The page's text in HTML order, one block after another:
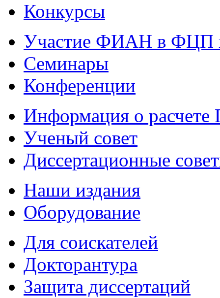
Конкурсы
Участие ФИАН в ФЦП
Семинары
Конференции
Информация о
Ученый совет
Диссертационные
Наши издания
Оборудование
Для соискателей
Докторантура
Защита диссертаций